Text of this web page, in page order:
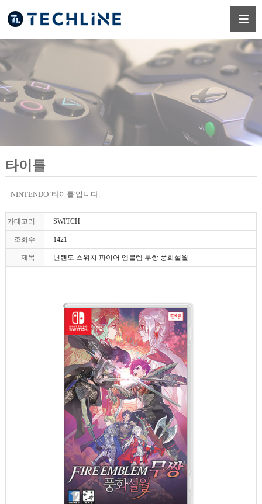
타이틀
NINTENDO '타이틀'입니다.
카테고리 SWITCH
조회수 1421
제목 닌텐도 스위치 파이어 엠블렘 무쌍 풍화설월